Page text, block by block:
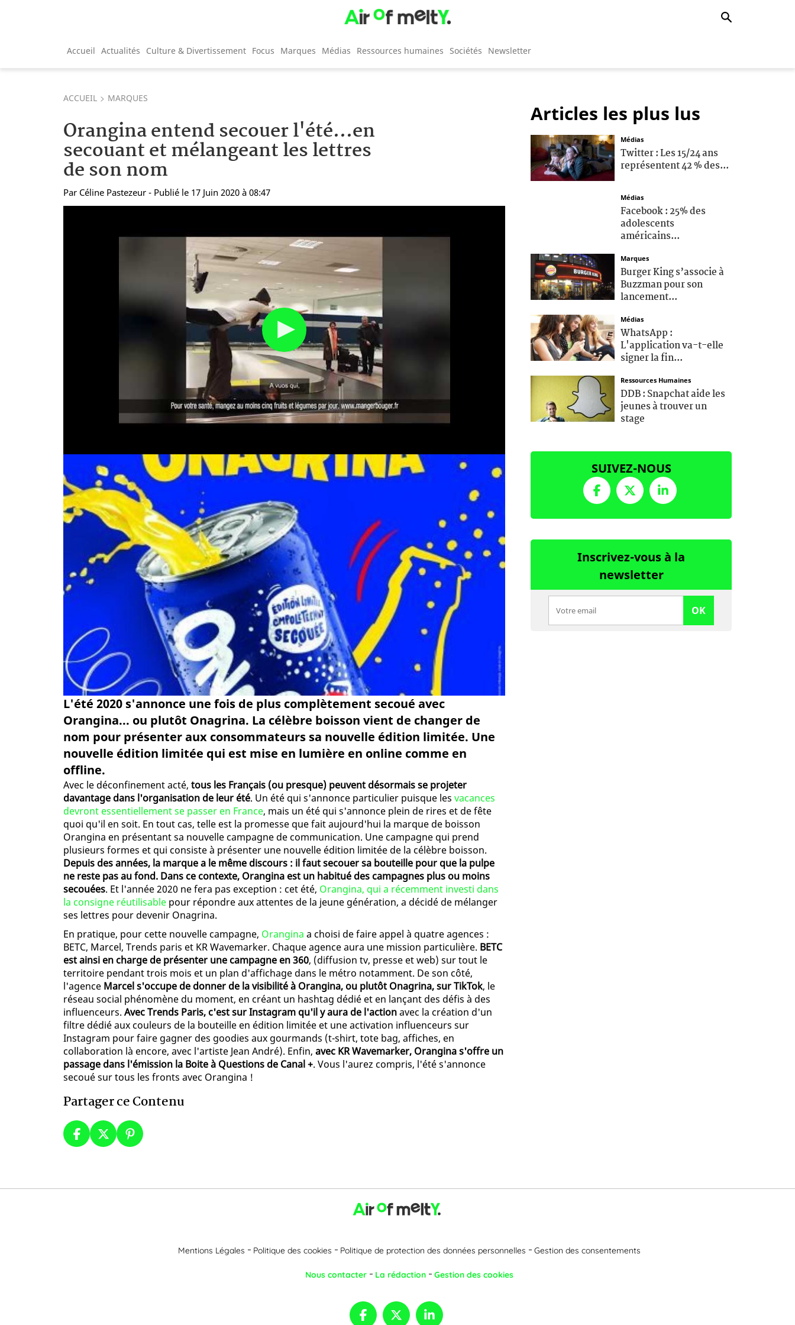
Accueil Actualités Culture & Divertissement Focus Marques Médias Ressources humaines Sociétés Newsletter
ACCUEIL MARQUES
Orangina entend secouer l'été...en
secouant et mélangeant les lettres
de son nom
Par Céline Pastezeur - Publié le 17 Juin 2020 à 08:47
L'été 2020 s'annonce une fois de plus complètement secoué avec
Orangina... ou plutôt Onagrina. La célèbre boisson vient de changer de
nom pour présenter aux consommateurs sa nouvelle édition limitée. Une
nouvelle édition limitée qui est mise en lumière en online comme en
offline.
Avec le déconfinement acté, tous les Français (ou presque) peuvent désormais se projeter
davantage dans l'organisation de leur été. Un été qui s'annonce particulier puisque les vacances
devront essentiellement se passer en France, mais un été qui s'annonce plein de rires et de fête
quoi qu'il en soit. En tout cas, telle est la promesse que fait aujourd'hui la marque de boisson
Orangina en présentant sa nouvelle campagne de communication. Une campagne qui prend
plusieurs formes et qui consiste à présenter une nouvelle édition limitée de la célèbre boisson.
Depuis des années, la marque a le même discours : il faut secouer sa bouteille pour que la pulpe
ne reste pas au fond. Dans ce contexte, Orangina est un habitué des campagnes plus ou moins
secouées. Et l'année 2020 ne fera pas exception : cet été, Orangina, qui a récemment investi dans
la consigne réutilisable pour répondre aux attentes de la jeune génération, a décidé de mélanger
ses lettres pour devenir Onagrina.
En pratique, pour cette nouvelle campagne, Orangina a choisi de faire appel à quatre agences :
BETC, Marcel, Trends paris et KR Wavemarker. Chaque agence aura une mission particulière. BETC
est ainsi en charge de présenter une campagne en 360, (diffusion tv, presse et web) sur tout le
territoire pendant trois mois et un plan d'affichage dans le métro notamment. De son côté,
l'agence Marcel s'occupe de donner de la visibilité à Orangina, ou plutôt Onagrina, sur TikTok, le
réseau social phénomène du moment, en créant un hashtag dédié et en lançant des défis à des
influenceurs. Avec Trends Paris, c'est sur Instagram qu'il y aura de l'actionavec la création d'un
filtre dédié aux couleurs de la bouteille en édition limitée et une activation influenceurs sur
Instagram pour faire gagner des goodies aux gourmands (t-shirt, tote bag, affiches, en
collaboration là encore, avec l'artiste Jean André). Enfin, avec KR Wavemarker, Orangina s'offre un
passage dans l'émission la Boite à Questions de Canal +. Vous l'aurez compris, l'été s'annonce
secoué sur tous les fronts avec Orangina !
Partager ce Contenu
Articles les plus lus
Médias
Twitter : Les 15/24 ans
représentent 42 % des...
Médias
Facebook : 25% des
adolescents
américains...
Marques
Burger King s’associe à
Buzzman pour son
lancement...
Médias
WhatsApp :
L'application va-t-elle
signer la fin...
Ressources Humaines
DDB : Snapchat aide les
jeunes à trouver un
stage
SUIVEZ-NOUS
Inscrivez-vous à la
newsletter
OK
Mentions Légales Politique des cookies Politique de protection des données personnelles Gestion des consentements
Nous contacter La rédaction Gestion des cookies